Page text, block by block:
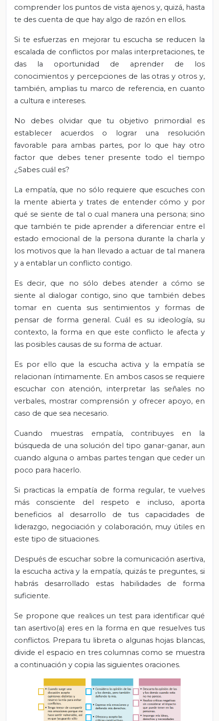
comprender los puntos de vista ajenos y, quizá, hasta
te des cuenta de que hay algo de razón en ellos.
Si te esfuerzas en mejorar tu escucha se reducen la
escalada de conflictos por malas interpretaciones, te
das la oportunidad de aprender de los
conocimientos y percepciones de las otras y otros y,
también, amplias tu marco de referencia, en cuanto
a cultura e intereses.
No debes olvidar que tu objetivo primordial es
establecer acuerdos o lograr una resolución
favorable para ambas partes, por lo que hay otro
factor que debes tener presente todo el tiempo
¿Sabes cuál es?
La empatía, que no sólo requiere que escuches con
la mente abierta y trates de entender cómo y por
qué se siente de tal o cual manera una persona; sino
que también te pide aprender a diferenciar entre el
estado emocional de la persona durante la charla y
los motivos que la han llevado a actuar de tal manera
y a entablar un conflicto contigo.
Es decir, que no sólo debes atender a cómo se
siente al dialogar contigo, sino que también debes
tomar en cuenta sus sentimientos y formas de
pensar de forma general. Cuál es su ideología, su
contexto, la forma en que este conflicto le afecta y
las posibles causas de su forma de actuar.
Es por ello que la escucha activa y la empatía se
relacionan íntimamente. En ambos casos se requiere
escuchar con atención, interpretar las señales no
verbales, mostrar comprensión y ofrecer apoyo, en
caso de que sea necesario.
Cuando muestras empatía, contribuyes en la
búsqueda de una solución del tipo ganar-ganar, aun
cuando alguna o ambas partes tengan que ceder un
poco para hacerlo.
Si practicas la empatía de forma regular, te vuelves
más consciente del respeto e incluso, aporta
beneficios al desarrollo de tus capacidades de
liderazgo, negociación y colaboración, muy útiles en
este tipo de situaciones.
Después de escuchar sobre la comunicación asertiva,
la escucha activa y la empatía, quizás te preguntes, si
habrás desarrollado estas habilidades de forma
suficiente.
Se propone que realices un test para identificar qué
tan asertivo(a) eres en la forma en que resuelves tus
conflictos. Prepara tu libreta o algunas hojas blancas,
divide el espacio en tres columnas como se muestra
a continuación y copia las siguientes oraciones.